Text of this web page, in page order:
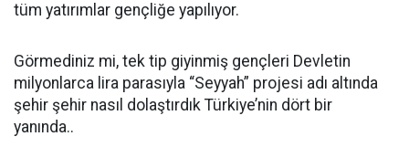
tüm yatırımlar gençliğe yapılıyor.
Görmediniz mi, tek tip giyinmiş gençleri Devletin
milyonlarca lira parasıyla “Seyyah” projesi adı altında
şehir şehir nasıl dolaştırdık Türkiye’nin dört bir
yanında..